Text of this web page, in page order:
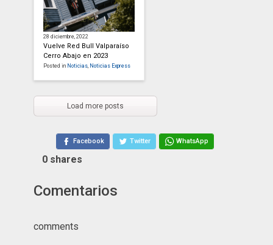
28 diciembre, 2022
Vuelve Red Bull Valparaíso
Cerro Abajo en 2023
Posted in Noticias, Noticias Express
Load more posts
Facebook Twitter WhatsApp
0 shares
Comentarios
comments